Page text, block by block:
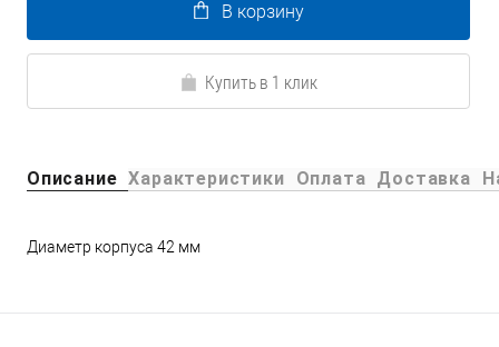
В корзину
Купить в 1 клик
Описание Характеристики Оплата Доставка
Диаметр корпуса 42 мм